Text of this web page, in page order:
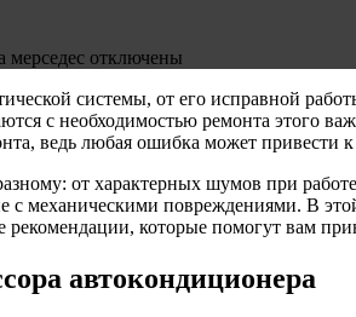
мерседес отключены
системы, от его исправной
с необходимостью ремонта этого
ведь любая ошибка может привести
от характерных шумов при
механическими повреждениями. В
которые помогут вам
автокондиционера